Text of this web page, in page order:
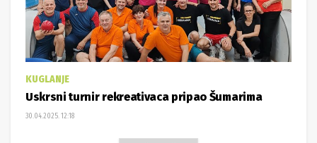
KUGLANJE
Uskrsni turnir rekreativaca pripao Šumarima
30.04.2025. 12:18